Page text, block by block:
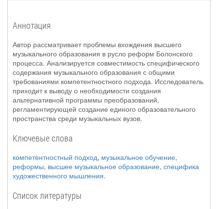
Аннотация
Автор рассматривает проблемы вхождения высшего
музыкального образования в русло реформ Болонского
процесса. Анализируется совместимость специфического
содержания музыкального образования с общими
требованиями компетентностного подхода. Исследователь
приходит к выводу о необходимости создания
альтернативной программы преобразований,
регламентирующей создание единого образовательного
пространства среди музыкальных вузов.
Ключевые слова
компетентностный подход, музыкальное обучение,
реформы, высшее музыкальное образование, специфика
художественного мышления.
Список литературы